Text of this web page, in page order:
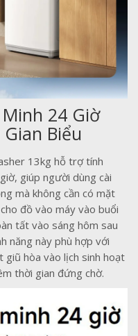
24 Giờ
Biểu
13kg hỗ trợ tính
giúp người dùng cài
mà không cần có mặt
đồ vào máy vào buổi
tất vào sáng hôm sau
năng này phù hợp với
giũ hòa vào lịch sinh hoạt
thời gian đứng chờ.